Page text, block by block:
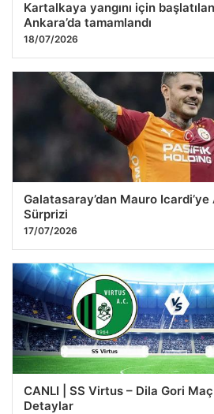
Kartalkaya yangını için
Ankara’da tamamlandı
18/07/2026
Galatasaray’dan Mauro Icardi’ye
Sürprizi
17/07/2026
CANLI | SS Virtus – Dila Gori Maç
Detaylar